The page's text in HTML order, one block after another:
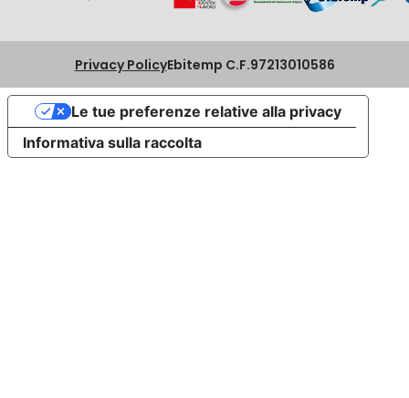
Privacy PolicyEbitemp C.F.97213010586
Informativa sulla raccolta
Le tue preferenze relative alla privacy